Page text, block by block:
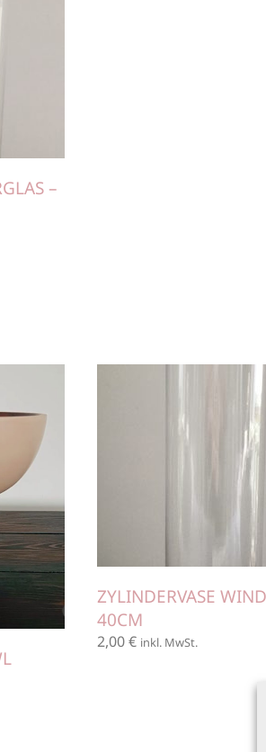
–
ZYLINDERVASE
40CM
2,00€ inkl. MwSt.